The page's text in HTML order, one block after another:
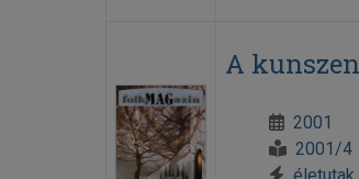
A
2001
2001/4